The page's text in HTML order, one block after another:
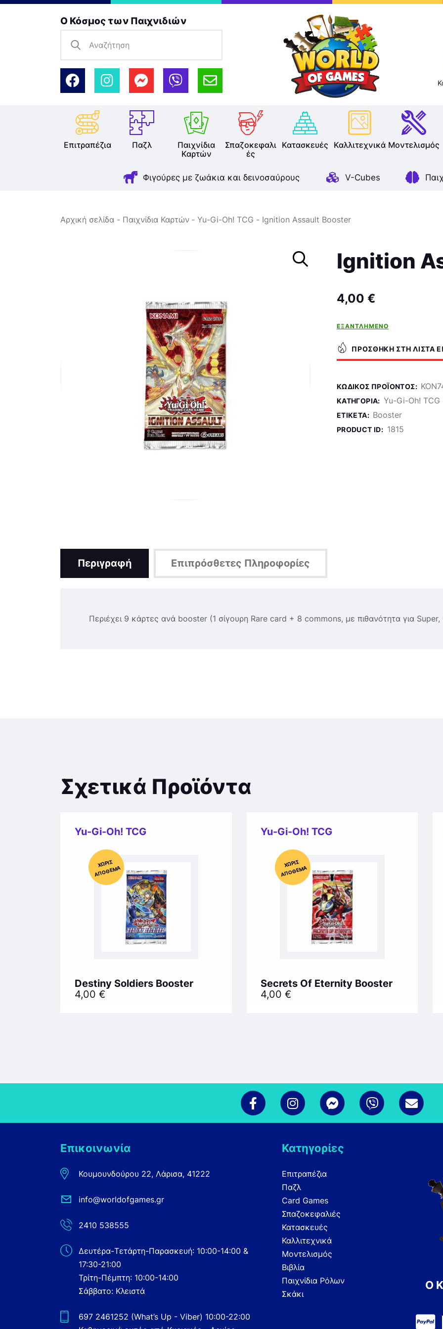
Ο Κόσμος των Παιχνιδιών
Επιτραπέζια Παζλ
Παιχνίδια
Καρτών
Σπαζοκεφαλι
ές
Κατασκευές Καλλιτεχνικά Μοντελισμός
Φιγούρες με ζωάκια και δεινοσαύρους V-Cubes
Επιτραπέζια
Παιχνίδια Καρτών
Σπαζοκεφαλιές
Κατασκευές
Καλλιτεχνικά
Μοντελισμός
Βιβλία
Αρχική σελίδα Παιχνίδια Καρτών Yu-Gi-Oh! TCG Ignition Assault Booster
Ignition
4,00 €
ΕΞΑΝΤΛΗΜΈΝΟ
ΠΡΟΣΘΉΚΗ ΣΤΗ ΛΊΣΤΑ
ΚΩΔΙΚΌΣ ΠΡΟΪΌΝΤΟΣ:
ΚΑΤΗΓΟΡΊΑ: Yu-Gi-Oh! TCG
ΕΤΙΚΈΤΑ: Booster
PRODUCT ID: 1815
Περιγραφή Επιπρόσθετες Πληροφορίες
Περιέχει 9 κάρτες ανά booster (1 σίγουρη Rare card + 8 commons, με πιθανότητα για
Σχετικά Προϊόντα
Yu-Gi-Oh! TCG
Χ
ΩΡΊΣ
Α
Π
Ό
ΘΕ
ΜΑ
Destiny Soldiers Booster
4,00 €
Yu-Gi-Oh! TCG
Χ
ΩΡΊΣ
Α
Π
Ό
ΘΕ
ΜΑ
Secrets Of Eternity Booster
4,00€
Επικοινωνία
Κουμουνδούρου 22, Λάρισα, 41222
info@worldofgames.gr
2410 538555
Δευτέρα-Τετάρτη-Παρασκευή: 10:00-14:00 &
17:30-21:00
Τρίτη-Πέμπτη: 10:00-14:00
Σάββατο: Κλειστά
697 2461252 (What’s Up - Viber) 10:00-22:00
Κατηγορίες
Επιτραπέζια
Παζλ
Card Games
Σπαζοκεφαλιές
Κατασκευές
Καλλιτεχνικά
Μοντελισμός
Βιβλία
Παιχνίδια Ρόλων
Σκάκι
Ο